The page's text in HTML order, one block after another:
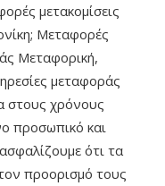
μετακομίσεις
Μεταφορές
Μεταφορική,
μεταφοράς
στους χρόνους
προσωπικό και
ότι τα
προορισμό τους